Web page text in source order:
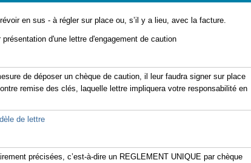
en sus - à régler sur place ou, s’il y a lieu, avec la facture.
présentation d'une lettre d'engagement de caution
de déposer un chèque de caution, il leur faudra signer sur place
remise des clés, laquelle lettre impliquera votre responsabilité en
de lettre
précisées, c’est-à-dire un REGLEMENT UNIQUE par chèque